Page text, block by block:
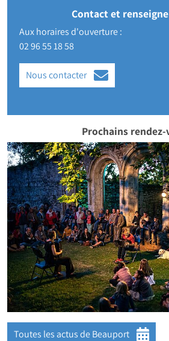
Contact et
Aux horaires d'ouverture :
02 96 55 18 58
Nous contacter
Prochains rendez-
Toutes les actus de Beauport